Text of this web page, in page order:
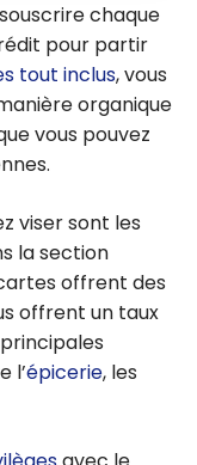
chaque
pour partir
tout inclus, vous
organique
vous pouvez
viser sont les
la section
offrent des
offrent un taux
l’épicerie, les